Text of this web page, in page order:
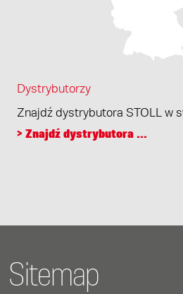
Dystrybutorzy
Znajdź dystrybutora STOLL w
> Znajdź dystrybutora ...
Sitemap